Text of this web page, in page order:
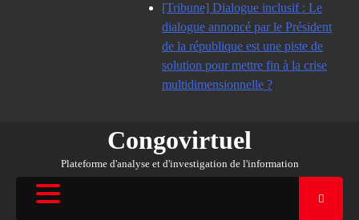
[Tribune] Dialogue inclusif : Le
dialogue annoncé par le Président
de la république est une piste de
solution pour mettre fin à la crise
multidimensionnelle ?
Congovirtuel
Plateforme d'analyse et d'investigation de l'information